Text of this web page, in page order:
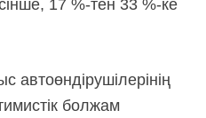
17 %-тен 33 %-ке
автоөндірушілерінің
болжам